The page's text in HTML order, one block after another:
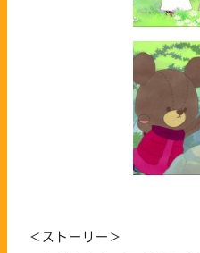
＜ストーリー＞